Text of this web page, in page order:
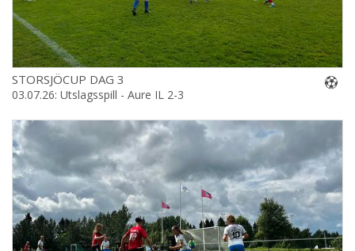
STORSJÖCUP DAG 3
03.07.26: Utslagsspill - Aure IL 2-3